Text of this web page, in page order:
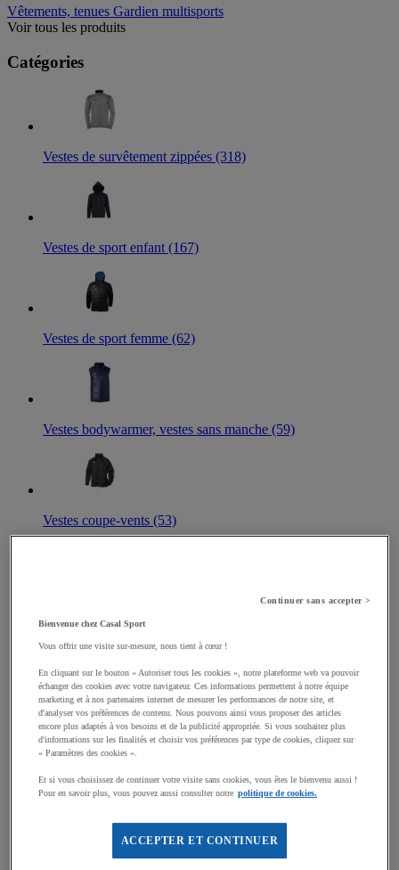
Vêtements, tenues Gardien multisports
Voir tous les produits
Catégories
Vestes de survêtement zippées (318)
Vestes de sport enfant (167)
Vestes de sport femme (62)
Vestes bodywarmer, vestes sans manche (59)
Vestes coupe-vents (53)
Vestes polaires (43)
Vestes doudounes (12)
Continuer sans accepter >
Bienvenue chez Casal Sport
Vous offrir une visite sur-mesure, nous tient à cœur !
En cliquant sur le bouton « Autoriser tous les cookies », notre plateforme web va pouvoir
échanger des cookies avec votre navigateur. Ces informations permettent à notre équipe
marketing et à nos partenaires internet de mesurer les performances de notre site, et
d'analyser vos préférences de contenu. Nous pouvons ainsi vous proposer des articles
encore plus adaptés à vos besoins et de la publicité appropriée. Si vous souhaitez plus
d'informations sur les finalités et choisir vos préférences par type de cookies, cliquez sur
« Paramètres des cookies ».
Et si vous choisissez de continuer votre visite sans cookies, vous êtes le bienvenu aussi !
Pour en savoir plus, vous pouvez aussi consulter notre politique de cookies.
ACCEPTER ET CONTINUER